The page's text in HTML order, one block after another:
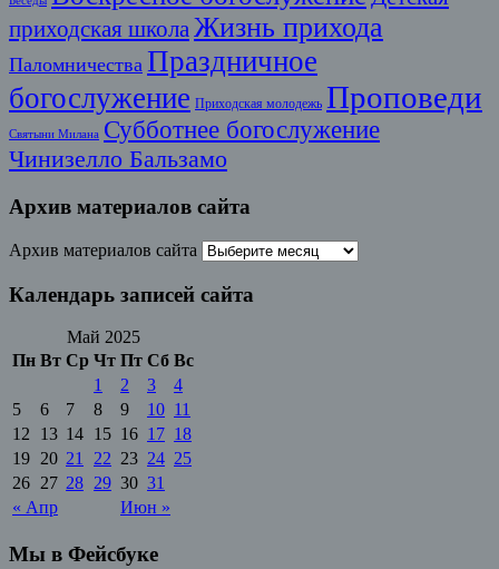
приходская школа Жизнь прихода
Паломничества Праздничное
богослужение Приходская молодежь Проповеди
Святыни Милана Субботнее богослужение
Чинизелло Бальзамо
Архив материалов сайта
Архив материалов сайта
Календарь записей сайта
Май 2025
Пн Вт Ср Чт Пт Сб Вс
« Апр Июн »
1 2 3
4
5
6 7 8 9 10 11
12
13 14 15 16 17 18
19 20 21 22 23 24 25
26 27 28 29 30 31
Мы в Фейсбуке